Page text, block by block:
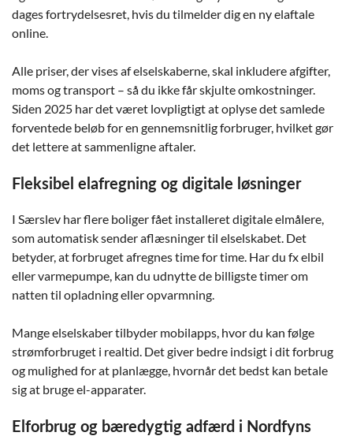
dages fortrydelsesret, hvis du tilmelder dig en ny elaftale
online.
Alle priser, der vises af elselskaberne, skal inkludere afgifter,
moms og transport – så du ikke får skjulte omkostninger.
Siden 2025 har det været lovpligtigt at oplyse det samlede
forventede beløb for en gennemsnitlig forbruger, hvilket gør
det lettere at sammenligne aftaler.
Fleksibel elafregning og digitale løsninger
I Særslev har flere boliger fået installeret digitale elmålere,
som automatisk sender aflæsninger til elselskabet. Det
betyder, at forbruget afregnes time for time. Har du fx elbil
eller varmepumpe, kan du udnytte de billigste timer om
natten til opladning eller opvarmning.
Mange elselskaber tilbyder mobilapps, hvor du kan følge
strømforbruget i realtid. Det giver bedre indsigt i dit forbrug
og mulighed for at planlægge, hvornår det bedst kan betale
sig at bruge el-apparater.
Elforbrug og bæredygtig adfærd i Nordfyns